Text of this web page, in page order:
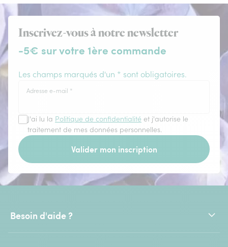
Inscrivez-vous à notre newsletter
-5€ sur votre 1ère commande
Les champs marqués d'un * sont obligatoires.
Adresse e-mail *
J'ai lu la Politique de confidentialité et j'autorise le
traitement de mes données personnelles.
Valider mon inscription
Besoin d'aide ?